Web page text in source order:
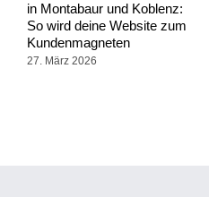
in Montabaur und Koblenz:
So wird deine Website zum
Kundenmagneten
27. März 2026